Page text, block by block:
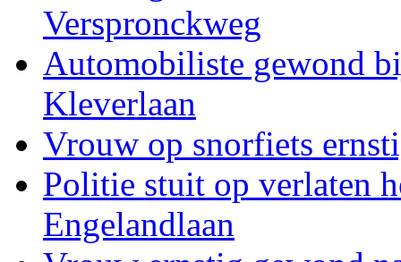
Verspronckweg
Automobiliste gewond
Kleverlaan
Vrouw op snorfiets
Politie stuit op verlaten
Engelandlaan